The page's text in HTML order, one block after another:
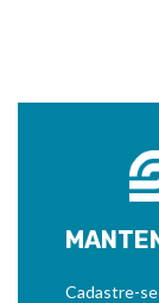
Cadastre-